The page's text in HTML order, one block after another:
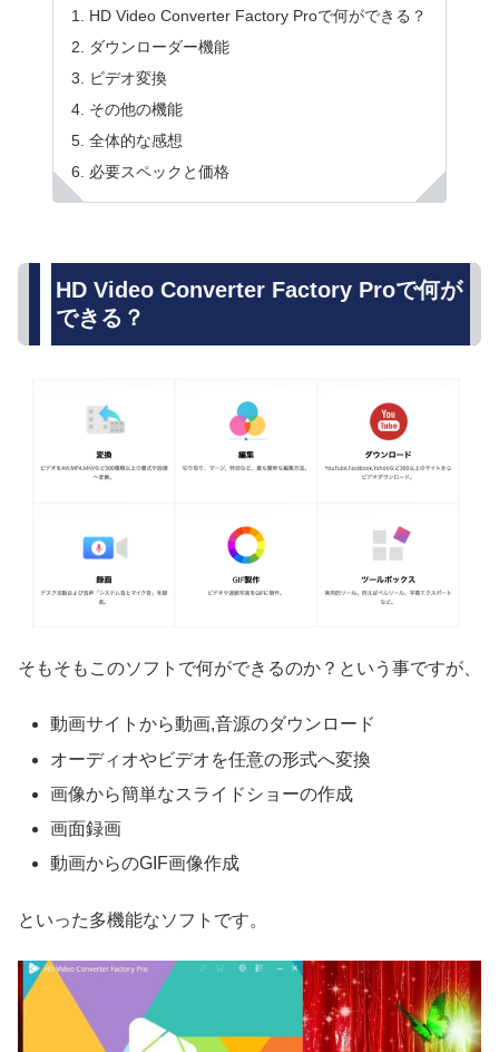
HD Video Converter Factory Proで何ができる？
ダウンローダー機能
ビデオ変換
その他の機能
全体的な感想
必要スペックと価格
HD Video Converter Factory Proで何が
できる？
そもそもこのソフトで何ができるのか？という事ですが、
動画サイトから動画,音源のダウンロード
オーディオやビデオを任意の形式へ変換
画像から簡単なスライドショーの作成
画面録画
動画からのGIF画像作成
といった多機能なソフトです。